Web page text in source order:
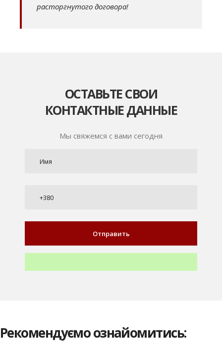
расторгнутого договора!
ОСТАВЬТЕ СВОИ
КОНТАКТНЫЕ ДАННЫЕ
Мы свяжемся с вами сегодня
Рекомендуємо ознайомитись: